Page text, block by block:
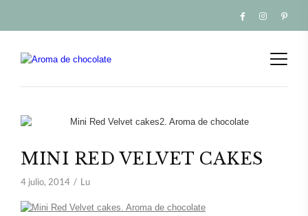
MINI RED VELVET CAKES
4 julio, 2014 Lu